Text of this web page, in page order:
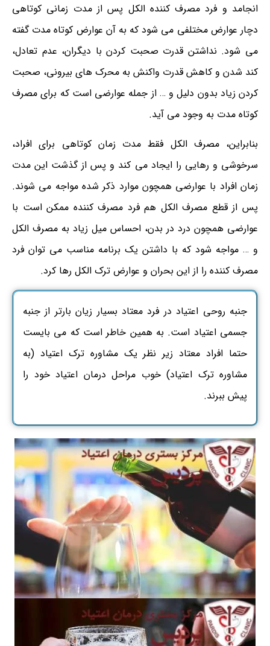
انجامد و فرد مصرف کننده الکل پس از مدت زمانی کوتاهی
دچار عوارض مختلفی می شود که به آن عوارض کوتاه مدت گفته
می شود. نداشتن قدرت صحبت کردن با دیگران، عدم تعادل،
کند شدن و کاهش قدرت واکنش به محرک های بیرونی، صحبت
کردن زیاد بدون دلیل و … از جمله عوارضی است که برای مصرف
کوتاه مدت به وجود می آید.
بنابراین، مصرف الکل فقط مدت زمان کوتاهی برای افراد،
سرخوشی و رهایی را ایجاد می کند و پس از گذشت این مدت
زمان افراد با عوارضی همچون موارد ذکر شده مواجه می شوند.
پس از قطع مصرف الکل هم فرد مصرف کننده ممکن است با
عوارضی همچون درد در بدن، احساس میل زیاد به مصرف الکل
و … مواجه شود که با داشتن یک برنامه مناسب می توان فرد
مصرف کننده را از این بحران و عوارض ترک الکل رها کرد.
جنبه روحی اعتیاد در فرد معتاد بسیار زیان بارتر از جنبه
جسمی اعتیاد است. به همین خاطر است که می بایست
حتما افراد معتاد زیر نظر یک مشاوره ترک اعتیاد (به
مشاوره ترک اعتیاد) خوب مراحل درمان اعتیاد خود را
پیش ببرند.